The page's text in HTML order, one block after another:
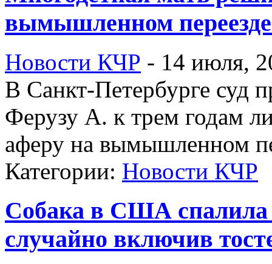
вымышленном
Новости КЧР - 14 июля,
В Санкт-Петербурге суд
Ферузу А. к трем годам
аферу на вымышленном
Категории: Новости КЧР
Собака в США спалила
случайно включив